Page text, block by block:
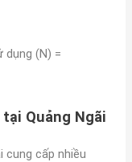
(N) =
Quảng Ngãi
cung cấp nhiều